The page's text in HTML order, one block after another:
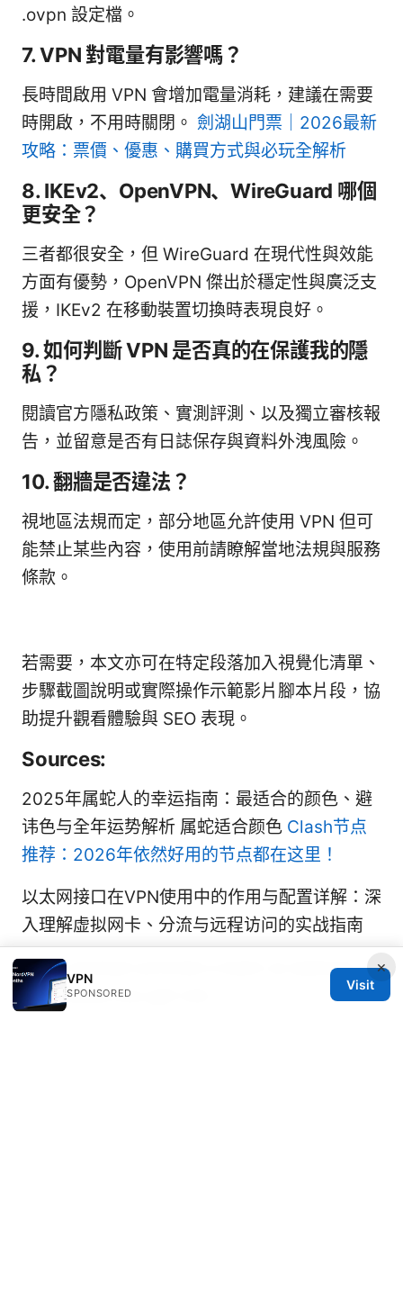
.ovpn 設定檔。
7. VPN 對電量有影響嗎？
長時間啟用 VPN 會增加電量消耗，建議在需要
時開啟，不用時關閉。 劍湖山門票｜2026最新
攻略：票價、優惠、購買方式與必玩全解析
8. IKEv2、OpenVPN、WireGuard 哪個
更安全？
三者都很安全，但 WireGuard 在現代性與效能
方面有優勢，OpenVPN 傑出於穩定性與廣泛支
援，IKEv2 在移動裝置切換時表現良好。
9. 如何判斷 VPN 是否真的在保護我的隱
私？
閱讀官方隱私政策、實測評測、以及獨立審核報
告，並留意是否有日誌保存與資料外洩風險。
10. 翻牆是否違法？
視地區法規而定，部分地區允許使用 VPN 但可
能禁止某些內容，使用前請瞭解當地法規與服務
條款。
若需要，本文亦可在特定段落加入視覺化清單、
步驟截圖說明或實際操作示範影片腳本片段，協
助提升觀看體驗與 SEO 表現。
Sources:
2025年属蛇人的幸运指南：最适合的颜色、避
讳色与全年运势解析 属蛇适合颜色 Clash节点
推荐：2026年依然好用的节点都在这里！
以太网接口在VPN使用中的作用与配置详解：深
入理解虚拟网卡、分流与远程访问的实战指南
Does nordvpn provide a static ip address
and should you get one
×
VPN
SPONSORED
Visit